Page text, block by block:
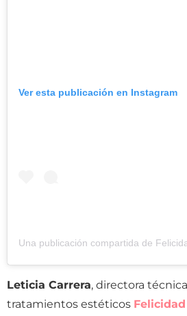
Ver esta publicación en Instagram
Una publicación compartida de
Leticia Carrera, directora
tratamientos estéticos